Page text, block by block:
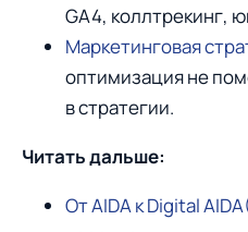
GA4, коллтрекинг,
Маркетинговая
оптимизация не
в стратегии.
Читать дальше:
От AIDA к Digital